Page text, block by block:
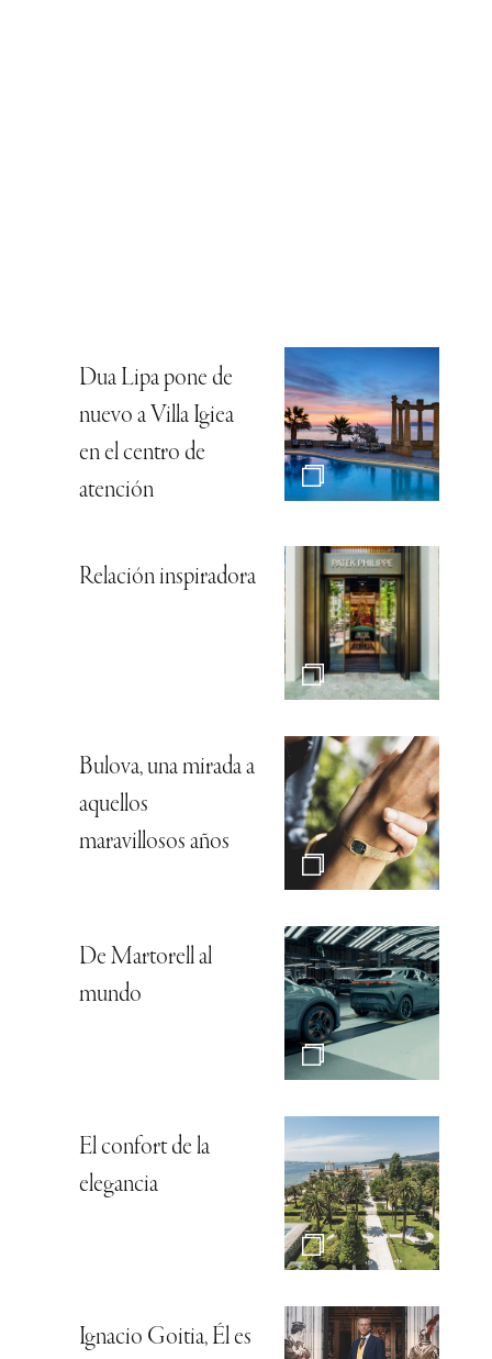
Dua Lipa pone de
nuevo a Villa Igiea
en el centro de
atención
Relación inspiradora
Bulova, una mirada a
aquellos
maravillosos años
De Martorell al
mundo
El confort de la
elegancia
Ignacio Goitia, Él es